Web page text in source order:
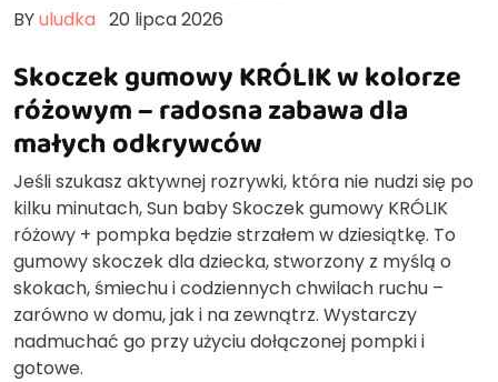
BYuludka 20 lipca 2026
Skoczek gumowy KRÓLIK w kolorze
różowym – radosna zabawa dla
małych odkrywców
Jeśli szukasz aktywnej rozrywki, która nie nudzi się po
kilku minutach, Sun baby Skoczek gumowy KRÓLIK
różowy + pompka będzie strzałem w dziesiątkę. To
gumowy skoczek dla dziecka, stworzony z myślą o
skokach, śmiechu i codziennych chwilach ruchu –
zarówno w domu, jak i na zewnątrz. Wystarczy
nadmuchać go przy użyciu dołączonej pompki i
gotowe.